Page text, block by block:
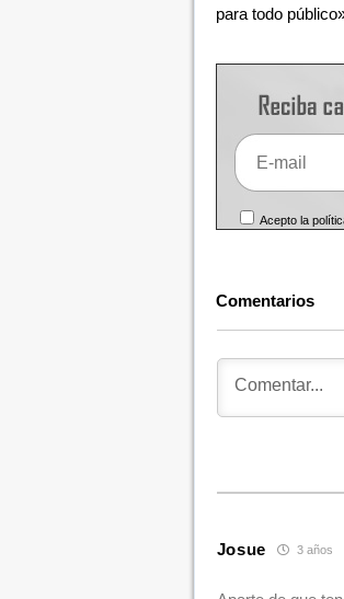
para todo
Acepto la
Comentarios
Josue 3 años